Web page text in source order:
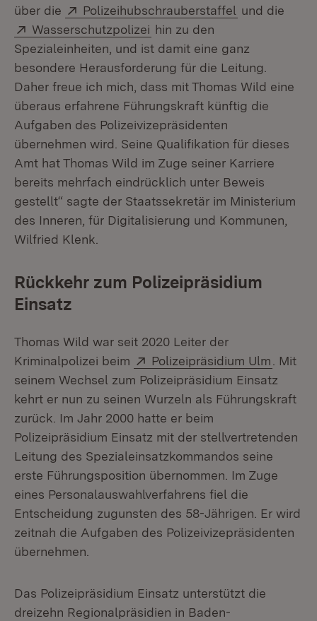
über die
Extern:
Polizeihubschrauberstaffel (Öffnet in
und die
Extern:
Wasserschutzpolizei (Öffnet in neuem Fenster)
hin zu den
Spezialeinheiten, und ist damit eine ganz
besondere Herausforderung für die Leitung.
Daher freue ich mich, dass mit Thomas Wild eine
überaus erfahrene Führungskraft künftig die
Aufgaben des Polizeivizepräsidenten
übernehmen wird. Seine Qualifikation für dieses
Amt hat Thomas Wild im Zuge seiner Karriere
bereits mehrfach eindrücklich unter Beweis
gestellt“ sagte der Staatssekretär im Ministerium
des Inneren, für Digitalisierung und Kommunen,
Wilfried Klenk.
Rückkehr zum Polizeipräsidium
Einsatz
Thomas Wild war seit 2020 Leiter der
Kriminalpolizei beim
Extern:
Polizeipräsidium Ulm
. Mit
seinem Wechsel zum Polizeipräsidium Einsatz
kehrt er nun zu seinen Wurzeln als Führungskraft
zurück. Im Jahr 2000 hatte er beim
Polizeipräsidium Einsatz mit der stellvertretenden
Leitung des Spezialeinsatzkommandos seine
erste Führungsposition übernommen. Im Zuge
eines Personalauswahlverfahrens fiel die
Entscheidung zugunsten des 58-Jährigen. Er wird
zeitnah die Aufgaben des Polizeivizepräsidenten
übernehmen.
Das Polizeipräsidium Einsatz unterstützt die
dreizehn Regionalpräsidien in Baden-